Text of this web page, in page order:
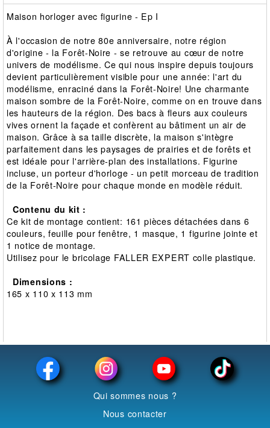
Maison horloger avec figurine - Ep I
À l'occasion de notre 80e anniversaire, notre région
d'origine - la Forêt-Noire - se retrouve au cœur de notre
univers de modélisme. Ce qui nous inspire depuis toujours
devient particulièrement visible pour une année: l'art du
modélisme, enraciné dans la Forêt-Noire! Une charmante
maison sombre de la Forêt-Noire, comme on en trouve dans
les hauteurs de la région. Des bacs à fleurs aux couleurs
vives ornent la façade et confèrent au bâtiment un air de
maison. Grâce à sa taille discrète, la maison s'intègre
parfaitement dans les paysages de prairies et de forêts et
est idéale pour l'arrière-plan des installations. Figurine
incluse, un porteur d'horloge - un petit morceau de tradition
de la Forêt-Noire pour chaque monde en modèle réduit.
Contenu du kit :
Ce kit de montage contient: 161 pièces détachées dans 6
couleurs, feuille pour fenêtre, 1 masque, 1 figurine jointe et
1 notice de montage.
Utilisez pour le bricolage FALLER EXPERT colle plastique.
Dimensions :
165 x 110 x 113 mm
Qui sommes nous ?
Nous contacter